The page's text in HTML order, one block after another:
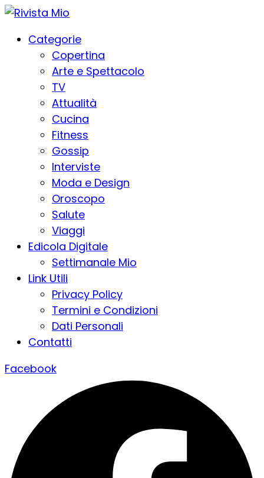
Categorie
Copertina
Arte e Spettacolo
TV
Attualità
Cucina
Fitness
Gossip
Interviste
Moda e Design
Oroscopo
Salute
Viaggi
Edicola Digitale
Settimanale Mio
Link Utili
Privacy Policy
Termini e Condizioni
Dati Personali
Contatti
Facebook